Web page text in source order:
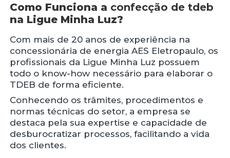
Como Funciona a confecção de tdeb
na Ligue Minha Luz?
Com mais de 20 anos de experiência na
concessionária de energia AES Eletropaulo, os
profissionais da Ligue Minha Luz possuem
todo o know-how necessário para elaborar o
TDEB de forma eficiente.
Conhecendo os trâmites, procedimentos e
normas técnicas do setor, a empresa se
destaca pela sua expertise e capacidade de
desburocratizar processos, facilitando a vida
dos clientes.